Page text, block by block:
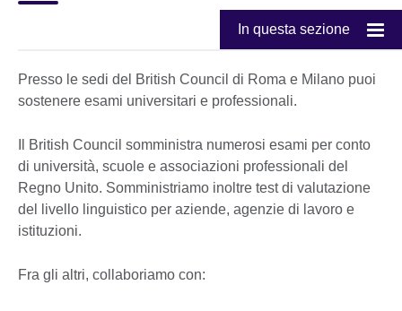
In questa sezione
Presso le sedi del British Council di Roma e Milano puoi
sostenere esami universitari e professionali.
Il British Council somministra numerosi esami per conto
di università, scuole e associazioni professionali del
Regno Unito. Somministriamo inoltre test di valutazione
del livello linguistico per aziende, agenzie di lavoro e
istituzioni.
Fra gli altri, collaboriamo con: